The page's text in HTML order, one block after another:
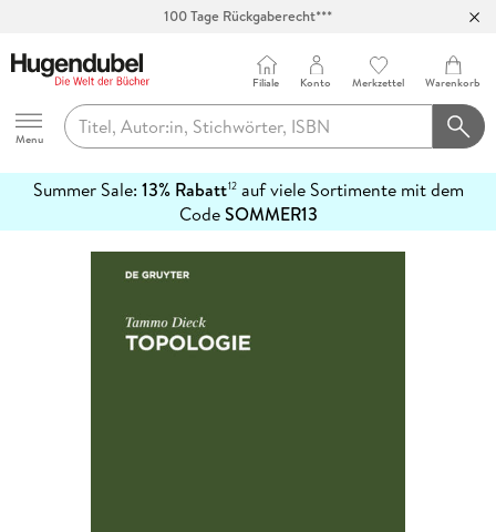
100 Tage Rückgaberecht***
Hugendubel
Menu
Filiale Konto Merkzettel Warenkorb
Summer Sale: 13% Rabatt12auf viele Sortimente mit dem
CodeSOMMER13
erfahren